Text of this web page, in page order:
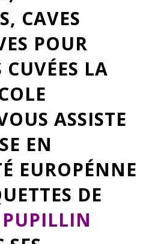
CAVES
POUR
CUVÉES LA
ASSISTE
EN
EUROPÉNNE
DE